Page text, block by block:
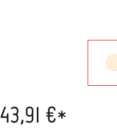
43,91 €*